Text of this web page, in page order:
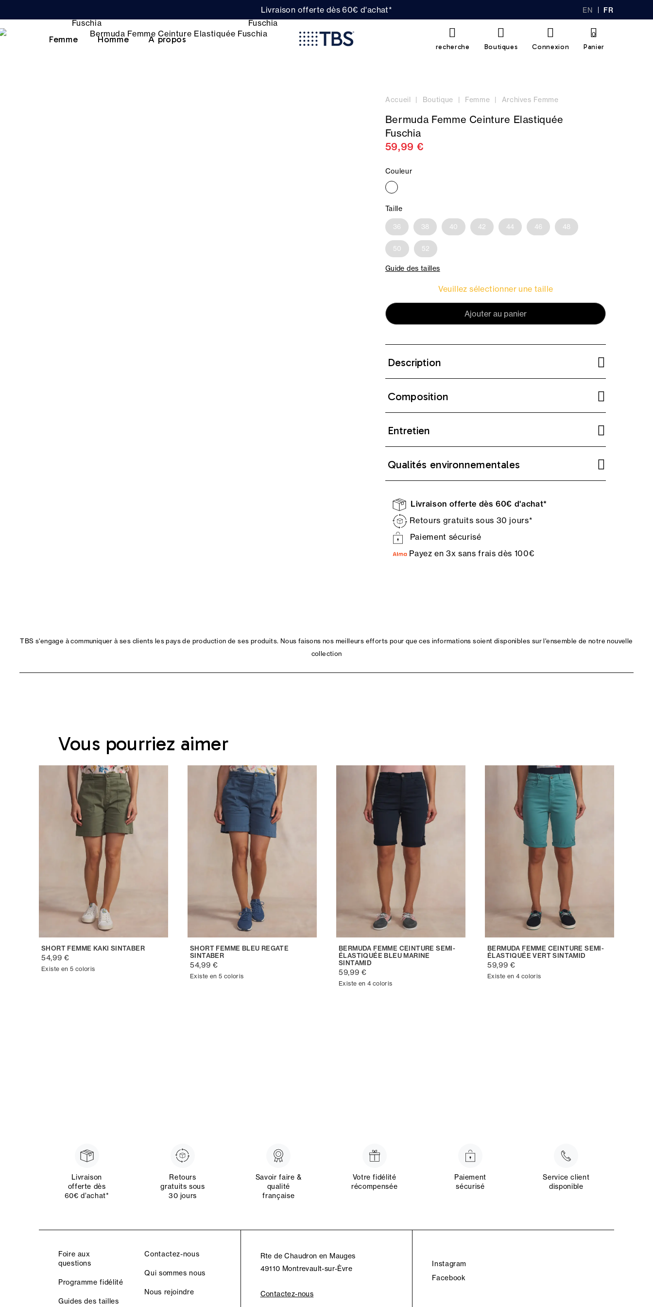
Livraison offerte dès 60€ d'achat* EN FR
Femme Homme A propos
recherche Boutiques Connexion Panier
0
Accueil Boutique Femme Archives Femme
Bermuda Femme Ceinture Elastiquée
Fuschia
59,99 €
Couleur
Taille
36 38 40 42 44 46 48
50 52
Guide des tailles
Veuillez sélectionner une taille
Ajouter au panier
Description
Composition
Entretien
Qualités environnementales
Livraison offerte dès 60€ d'achat*
Retours gratuits sous 30 jours*
Paiement sécurisé
Payez en 3x sans frais dès 100€
TBS s'engage à communiquer à ses clients les pays de production de ses produits. Nous faisons nos meilleurs efforts pour que ces informations soient disponibles sur l'ensemble de notre nouvelle
collection
Vous pourriez aimer
SHORT FEMME KAKI SINTABER
54,99 €
Existe en 5 coloris
SHORT FEMME BLEU REGATE
SINTABER
54,99 €
Existe en 5 coloris
BERMUDA FEMME CEINTURE SEMI-
ÉLASTIQUÉE BLEU MARINE
SINTAMID
59,99 €
Existe en 4 coloris
BERMUDA FEMME CEINTURE SEMI-
ÉLASTIQUÉE VERT SINTAMID
59,99 €
Existe en 4 coloris
Livraison
offerte dès
60€ d’achat*
Retours
gratuits sous
30 jours
Savoir faire &
qualité
française
Votre fidélité
récompensée
Paiement
sécurisé
Service client
disponible
Foire aux
questions
Programme fidélité
Guides des tailles
Contactez-nous
Qui sommes nous
Nous rejoindre
Rte de Chaudron en Mauges
49110 Montrevault-sur-Èvre
Contactez-nous
Instagram
Facebook